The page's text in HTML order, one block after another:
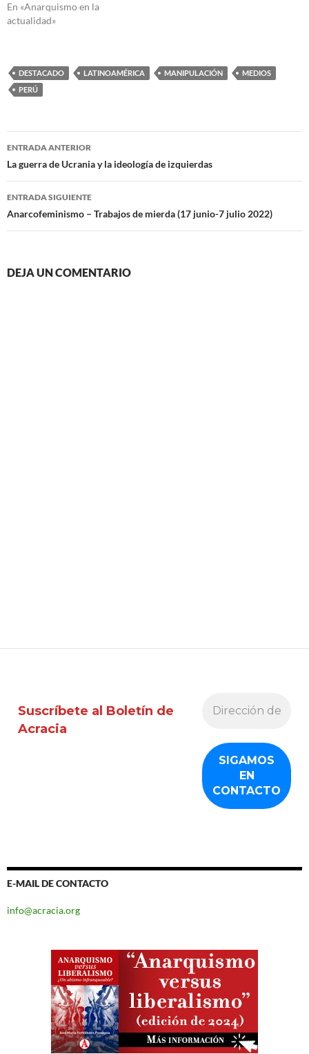
En «Anarquismo en la
actualidad»
DESTACADO LATINOAMÉRICA MANIPULACIÓN
MEDIOS
PERÚ
Navegación
de
entradas
ENTRADA ANTERIOR
La guerra de Ucrania y la ideología de izquierdas
ENTRADA SIGUIENTE
Anarcofeminismo – Trabajos de mierda (17 junio-7 julio 2022)
DEJA UN COMENTARIO
Suscríbete al Boletín de
Acracia
E-MAIL DE CONTACTO
info@acracia.org